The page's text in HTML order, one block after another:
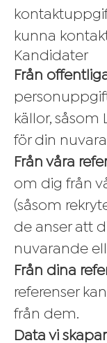
kunna
Kandidater
Från
källor, såsom
för din
Från våra
om dig från
(såsom
de anser att
nuvarande
Från dina
referenser
från dem.
Data vi